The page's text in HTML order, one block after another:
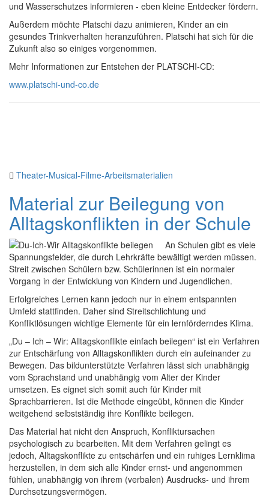
und Wasserschutzes informieren - eben kleine Entdecker fördern.
Außerdem möchte Platschi dazu animieren, Kinder an ein
gesundes Trinkverhalten heranzuführen. Platschi hat sich für die
Zukunft also so einiges vorgenommen.
Mehr Informationen zur Entstehen der PLATSCHI-CD:
www.platschi-und-co.de
Theater-Musical-Filme-Arbeitsmaterialien
Material zur Beilegung von
Alltagskonflikten in der Schule
An Schulen gibt es viele
Spannungsfelder, die durch Lehrkräfte bewältigt werden müssen.
Streit zwischen Schülern bzw. Schülerinnen ist ein normaler
Vorgang in der Entwicklung von Kindern und Jugendlichen.
Erfolgreiches Lernen kann jedoch nur in einem entspannten
Umfeld stattfinden. Daher sind Streitschlichtung und
Konfliktlösungen wichtige Elemente für ein lernförderndes Klima.
„Du – Ich – Wir: Alltagskonflikte einfach beilegen“ ist ein Verfahren
zur Entschärfung von Alltagskonflikten durch ein aufeinander zu
Bewegen. Das bildunterstützte Verfahren lässt sich unabhängig
vom Sprachstand und unabhängig vom Alter der Kinder
umsetzen. Es eignet sich somit auch für Kinder mit
Sprachbarrieren. Ist die Methode eingeübt, können die Kinder
weitgehend selbstständig ihre Konflikte beilegen.
Das Material hat nicht den Anspruch, Konfliktursachen
psychologisch zu bearbeiten. Mit dem Verfahren gelingt es
jedoch, Alltagskonflikte zu entschärfen und ein ruhiges Lernklima
herzustellen, in dem sich alle Kinder ernst- und angenommen
fühlen, unabhängig von ihrem (verbalen) Ausdrucks- und ihrem
Durchsetzungsvermögen.